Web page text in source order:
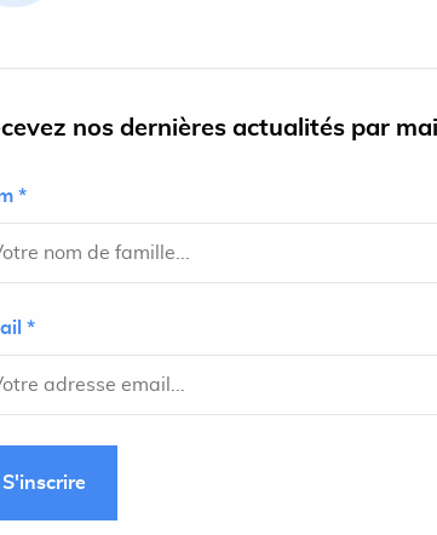
nos dernières actualités par
*
*
S'inscrire